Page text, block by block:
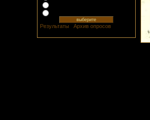
Результаты
Архив опросов